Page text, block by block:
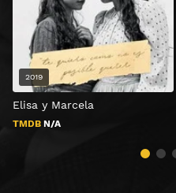
Elisa y Marcela
TMDB N/A
2019